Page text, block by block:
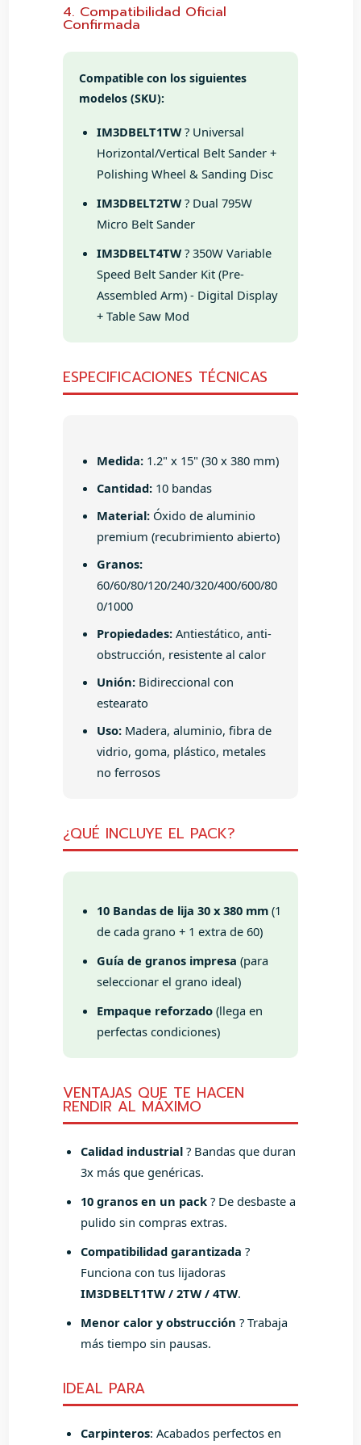
4. Compatibilidad Oficial
Confirmada
Compatible con los siguientes
modelos (SKU):
IM3DBELT1TW ? Universal
Horizontal/Vertical Belt Sander +
Polishing Wheel & Sanding Disc
IM3DBELT2TW ? Dual 795W
Micro Belt Sander
IM3DBELT4TW ? 350W Variable
Speed Belt Sander Kit (Pre-
Assembled Arm) - Digital Display
+ Table Saw Mod
ESPECIFICACIONES TÉCNICAS
Medida: 1.2" x 15" (30 x 380 mm)
Cantidad: 10 bandas
Material: Óxido de aluminio
premium (recubrimiento abierto)
Granos:
60/60/80/120/240/320/400/600/80
0/1000
Propiedades: Antiestático, anti-
obstrucción, resistente al calor
Unión: Bidireccional con
estearato
Uso: Madera, aluminio, fibra de
vidrio, goma, plástico, metales
no ferrosos
¿QUÉ INCLUYE EL PACK?
10 Bandas de lija 30 x 380 mm (1
de cada grano + 1 extra de 60)
Guía de granos impresa (para
seleccionar el grano ideal)
Empaque reforzado (llega en
perfectas condiciones)
VENTAJAS QUE TE HACEN
RENDIR AL MÁXIMO
Calidad industrial ? Bandas que duran
3x más que genéricas.
10 granos en un pack ? De desbaste a
pulido sin compras extras.
Compatibilidad garantizada ?
Funciona con tus lijadoras
IM3DBELT1TW / 2TW / 4TW.
Menor calor y obstrucción ? Trabaja
más tiempo sin pausas.
IDEAL PARA
Carpinteros: Acabados perfectos en